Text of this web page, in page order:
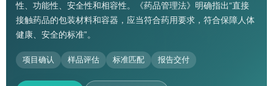
性、功能性、安全性和相容性。《药品管理法》明确指出“直接
接触药品的包装材料和容器，应当符合药用要求，符合保障人体
健康、安全的标准”。
项目确认 样品评估 标准匹配 报告交付